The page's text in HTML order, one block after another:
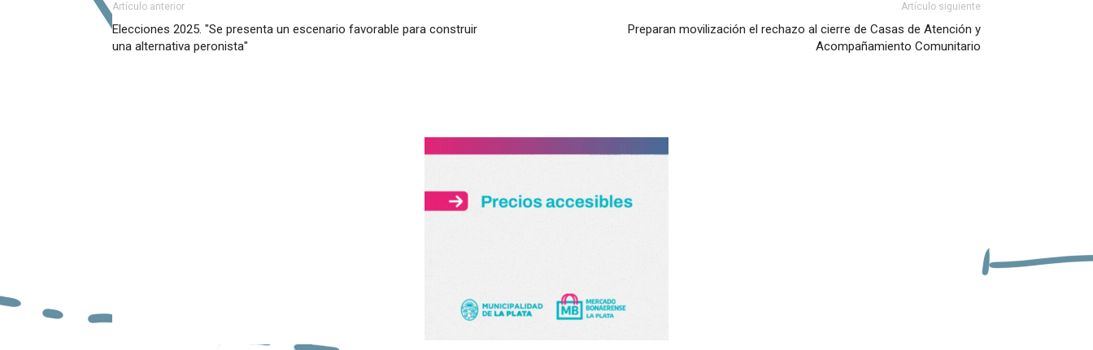
Artículo anterior
Elecciones 2025. "Se presenta un escenario favorable para construir
una alternativa peronista"
Artículo siguiente
Preparan movilización el rechazo al cierre de Casas de Atención y
Acompañamiento Comunitario